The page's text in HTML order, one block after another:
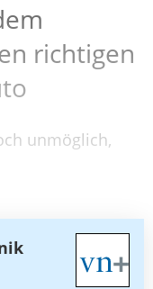
richtigen
unmöglich,